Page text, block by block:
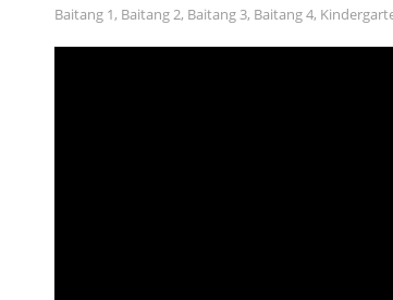
Baitang 1, Baitang 2, Baitang 3, Baitang 4,